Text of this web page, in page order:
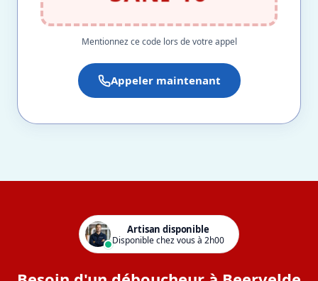
Mentionnez ce code lors de votre appel
Appeler maintenant
Artisan disponible
Disponible chez vous à 2h00